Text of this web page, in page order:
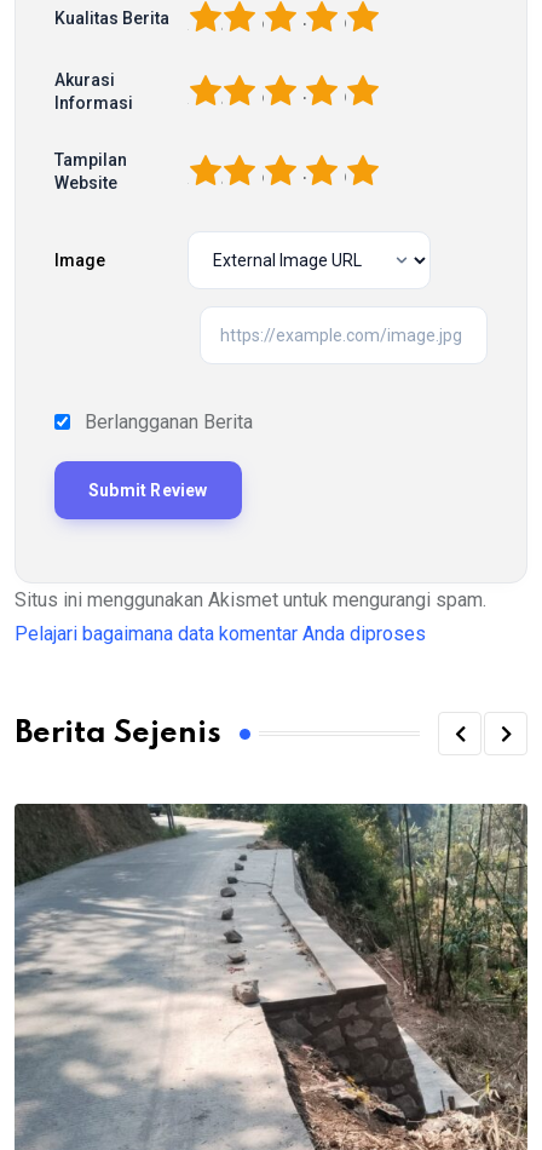
Kualitas Berita 5
4
3
2
Akurasi
Informasi
5
4
3
2
Tampilan
Website
5
4
3
2
Image
Berlangganan Berita
Situs ini menggunakan Akismet untuk mengurangi spam.
Pelajari bagaimana data komentar Anda diproses
Berita Sejenis